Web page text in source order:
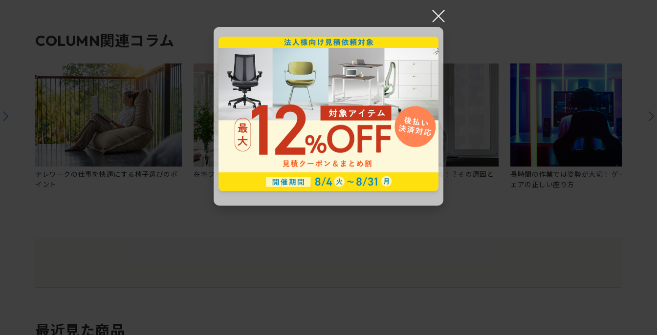
COLUMN関連コラム
テレワークの仕事を快適にする椅子選びのポ
イント
在宅ワークにおすすめのオフィスチェア5選
椅子に座っているのに疲れる！？その原因と
疲れにくいチェアの選び方
長時間の作業では姿勢が大切！ ゲーミングチ
ェアの正しい座り方
最近見た商品
×